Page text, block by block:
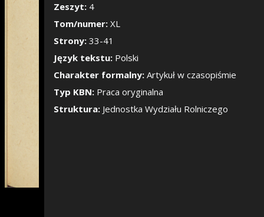
Zeszyt: 4
Tom/numer: XL
Strony: 33-41
Język tekstu: Polski
Charakter formalny: Artykuł w czasopiśmie
Typ KBN: Praca oryginalna
Struktura: Jednostka Wydziału Rolniczego